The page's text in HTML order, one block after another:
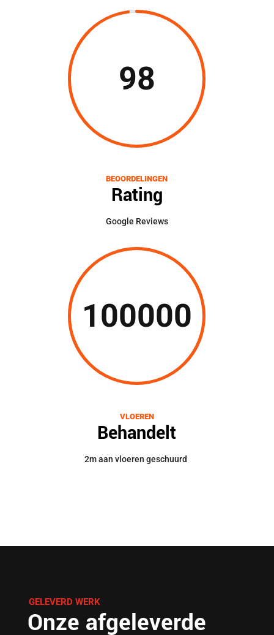
98
BEOORDELINGEN
Rating
Google Reviews
100000
VLOEREN
Behandelt
2m aan vloeren geschuurd
GELEVERD WERK
Onze afgeleverde